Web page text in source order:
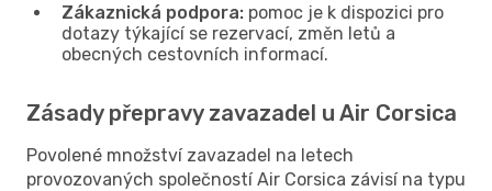
Zákaznická podpora: pomoc je k dispozici pro
dotazy týkající se rezervací, změn letů a
obecných cestovních informací.
Zásady přepravy zavazadel u Air Corsica
Povolené množství zavazadel na letech
provozovaných společností Air Corsica závisí na typu